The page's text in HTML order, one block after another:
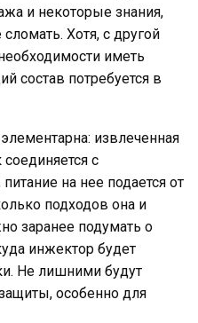
и некоторые знания,
Хотя, с другой
иметь
состав потребуется в
извлеченная
с
на нее подается от
подходов она и
заранее подумать о
инжектор будет
Не лишними будут
особенно для